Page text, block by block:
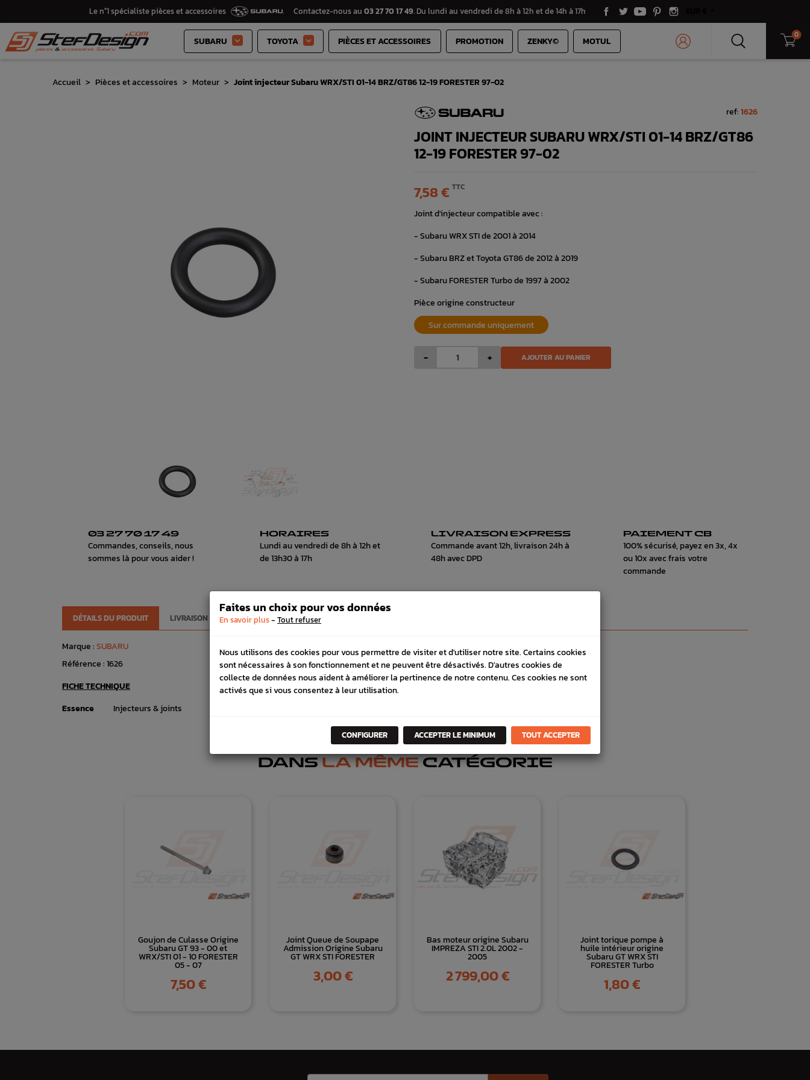
Le n°1 spécialiste pièces et accessoires Contactez-nous au 03 27 70 17 49. Du lundi au vendredi de 8h à 12h et de 14h à 17h
SUBARU  TOYOTA  PIÈCES ET ACCESSOIRES PROMOTION ZENKY© MOTUL 0
Accueil Pièces et accessoires Moteur Joint injecteur Subaru WRX/STI 01-14 BRZ/GT86 12-19 FORESTER 97-02
ref:1626
JOINT INJECTEUR SUBARU WRX/STI 01-14 BRZ/GT86
12-19 FORESTER 97-02
7,58 € TTC
Joint d'injecteur compatible avec :
- Subaru WRX STI de 2001 à 2014
- Subaru BRZ et Toyota GT86 de 2012 à 2019
- Subaru FORESTER Turbo de 1997 à 2002
Pièce origine constructeur
Sur commande uniquement
- + AJOUTER AU PANIER
03 27 70 17 49
Commandes, conseils, nous
sommes là pour vous aider !
HORAIRES
Lundi au vendredi de 8h à 12h et
de 13h30 à 17h
LIVRAISON EXPRESS
Commande avant 12h, livraison 24h à
48h avec DPD
PAIEMENT CB
100% sécurisé, payez en 3x, 4x
ou 10x avec frais votre
commande
DÉTAILS DU PRODUIT LIVRAISON VÉHICULES COMPATIBLE
Marque :SUBARU
Référence :1626
FICHE TECHNIQUE
Essence
Injecteurs & joints
DANSLA MÊMECATÉGORIE
Goujon de Culasse Origine
Subaru GT 93 - 00 et
WRX/STI 01 - 10 FORESTER
05 - 07
Prix
7,50 €
Joint Queue de Soupape
Admission Origine Subaru
GT WRX STI FORESTER
Prix
3,00 €
Bas moteur origine Subaru
IMPREZA STI 2.0L 2002 -
2005
Prix
2 799,00 €
Joint torique pompe à
huile intérieur origine
Subaru GT WRX STI
FORESTER Turbo
Prix
1,80 €
Faites un choix pour vos données
En savoir plus- Tout refuser
Nous utilisons des cookies pour vous permettre de visiter et d'utiliser notre site. Certains cookies
sont nécessaires à son fonctionnement et ne peuvent être désactivés. D'autres cookies de
collecte de données nous aident à améliorer la pertinence de notre contenu. Ces cookies ne sont
activés que si vous consentez à leur utilisation.
CONFIGURER ACCEPTER LE MINIMUM TOUT ACCEPTER